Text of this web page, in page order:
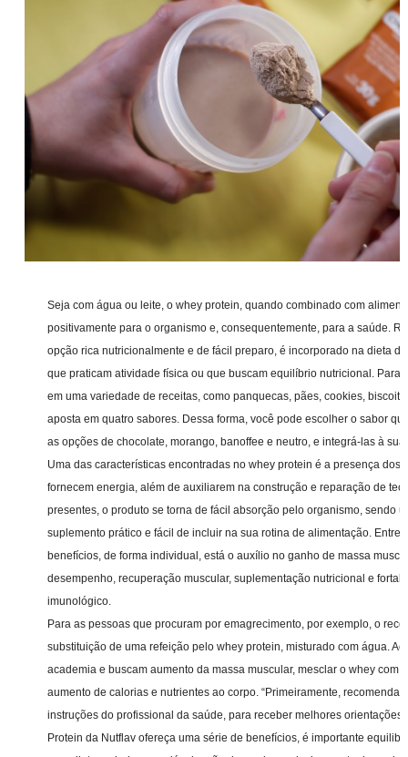
Seja com água ou leite, o whey protein, quando combinado com
positivamente para o organismo e, consequentemente, para a saúde.
opção rica nutricionalmente e de fácil preparo, é incorporado na dieta
que praticam atividade física ou que buscam equilíbrio nutricional. Para
em uma variedade de receitas, como panquecas, pães, cookies,
aposta em quatro sabores. Dessa forma, você pode escolher o sabor
as opções de chocolate, morango, banoffee e neutro, e integrá-las à sua
Uma das características encontradas no whey protein é a presença dos
fornecem energia, além de auxiliarem na construção e reparação de
presentes, o produto se torna de fácil absorção pelo organismo, sendo
suplemento prático e fácil de incluir na sua rotina de alimentação. Entre
benefícios, de forma individual, está o auxílio no ganho de massa
desempenho, recuperação muscular, suplementação nutricional e
imunológico.
Para as pessoas que procuram por emagrecimento, por exemplo, o
substituição de uma refeição pelo whey protein, misturado com água.
academia e buscam aumento da massa muscular, mesclar o whey com
aumento de calorias e nutrientes ao corpo. “Primeiramente,
instruções do profissional da saúde, para receber melhores
Protein da Nutflav ofereça uma série de benefícios, é importante